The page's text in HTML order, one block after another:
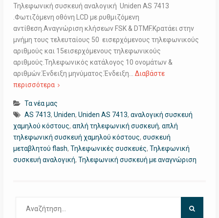
Τηλεφωνική συσκευή αναλογική Uniden AS 7413
.Φωτιζόμενη οθόνη LCD με ρυθμιζόμενη
αντίθεση.Αναγνώριση κλήσεων FSK & DTMF.Κρατάει στην
μνήμη τους τελευταίους 50 εισερχόμενους τηλεφωνικούς
αριθμούς και 15εισερχόμενους τηλεφωνικούς
αριθμούς.Τηλεφωνικός κατάλογος 10 ονομάτων &
αριθμών.Ένδειξη μηνύματος.Ένδειξη… Διαβάστε
περισσότερα
Τα νέα μας
AS 7413, Uniden, Uniden AS 7413, αναλογική συσκευή
χαμηλού κόστους, απλή τηλεφωνική συσκευή, απλή
τηλεφωνική συσκευή χαμηλού κόστους, συσκευή
μεταβλητού flash, Τηλεφωνικές συσκευές, Τηλεφωνική
συσκευή αναλογική, Τηλεφωνική συσκευή με αναγνώριση
για: